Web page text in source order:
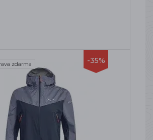
-35%
zdarma